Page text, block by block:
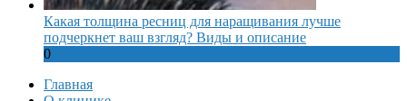
Какая толщина ресниц для наращивания лучше
подчеркнет ваш взгляд? Виды и описание
0
Главная